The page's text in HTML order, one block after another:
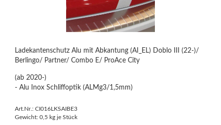
Ladekantenschutz Alu mit Abkantung (AI_EL) Doblo III (22-)/
Berlingo/ Partner/ Combo E/ ProAce City
(ab 2020-)
- Alu Inox Schliffoptik (ALMg3/1,5mm)
Art.Nr.: CI016LKSAIBE3
Gewicht: 0,5 kg je Stück